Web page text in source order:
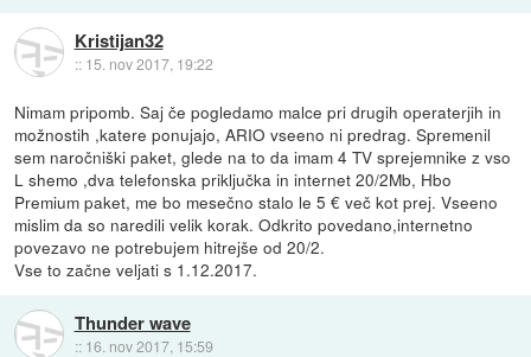
Kristijan32
:: 15. nov 2017, 19:22
Nimam pripomb. Saj če pogledamo malce pri drugih operaterjih in
možnostih ,katere ponujajo, ARIO vseeno ni predrag. Spremenil
sem naročniški paket, glede na to da imam 4 TV sprejemnike z vso
L shemo ,dva telefonska priključka in internet 20/2Mb, Hbo
Premium paket, me bo mesečno stalo le 5 € več kot prej. Vseeno
mislim da so naredili velik korak. Odkrito povedano,internetno
povezavo ne potrebujem hitrejše od 20/2.
Vse to začne veljati s 1.12.2017.
Thunder wave
:: 16. nov 2017, 15:59